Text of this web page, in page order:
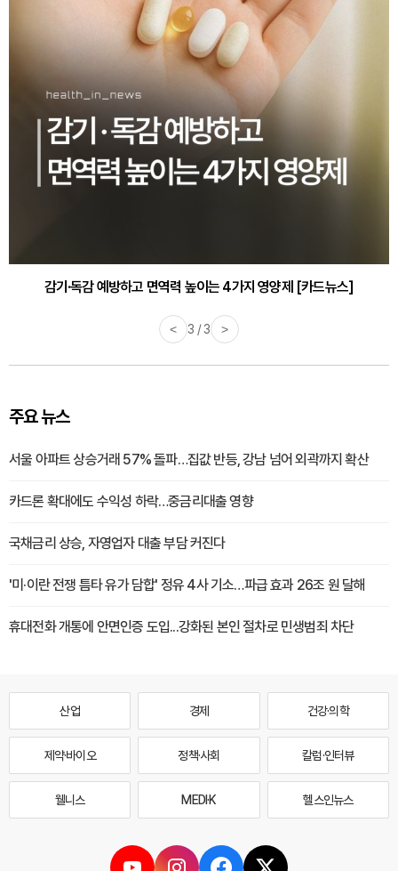
감기·독감 예방하고 면역력 높이는 4가지 영양제 [카드뉴스]
< 3 / 3 >
주요 뉴스
서울 아파트 상승거래 57% 돌파…집값 반등, 강남 넘어 외곽까지 확산
카드론 확대에도 수익성 하락…중금리대출 영향
국채금리 상승, 자영업자 대출 부담 커진다
'미·이란 전쟁 틈타 유가 담합' 정유 4사 기소…파급 효과 26조 원 달해
휴대전화 개통에 안면인증 도입...강화된 본인 절차로 민생범죄 차단
산업 경제 건강·의학
제약·바이오 정책·사회 칼럼·인터뷰
웰니스 MEDI·K 헬스인뉴스